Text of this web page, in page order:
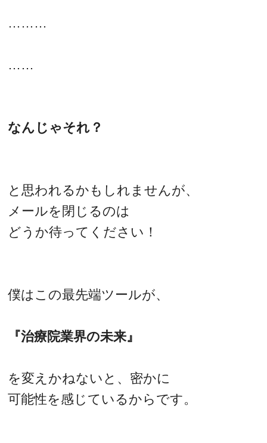
………
……
なんじゃそれ？
と思われるかもしれませんが、
メールを閉じるのは
どうか待ってください！
僕はこの最先端ツールが、
『治療院業界の未来』
を変えかねないと、密かに
可能性を感じているからです。